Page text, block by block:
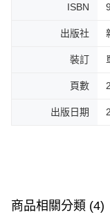
ISBN
出版社
裝訂
頁數
出版日期
商品相關分類 (4)